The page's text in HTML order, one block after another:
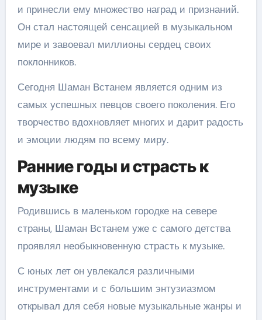
и принесли ему множество наград и признаний.
Он стал настоящей сенсацией в музыкальном
мире и завоевал миллионы сердец своих
поклонников.
Сегодня Шаман Встанем является одним из
самых успешных певцов своего поколения. Его
творчество вдохновляет многих и дарит радость
и эмоции людям по всему миру.
Ранние годы и страсть к
музыке
Родившись в маленьком городке на севере
страны, Шаман Встанем уже с самого детства
проявлял необыкновенную страсть к музыке.
С юных лет он увлекался различными
инструментами и с большим энтузиазмом
открывал для себя новые музыкальные жанры и